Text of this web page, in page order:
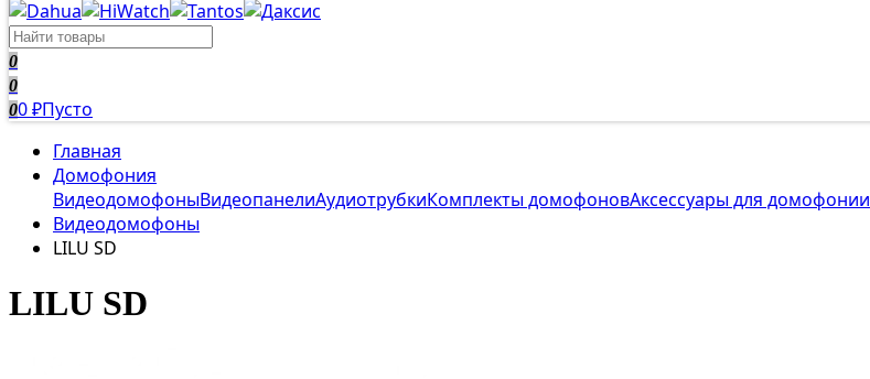
0
0
00 ₽Пусто
Главная
Домофония
ВидеодомофоныВидеопанелиАудиотрубкиКомплекты домофоновАксессуары для домофонии
Видеодомофоны
LILU SD
LILU SD